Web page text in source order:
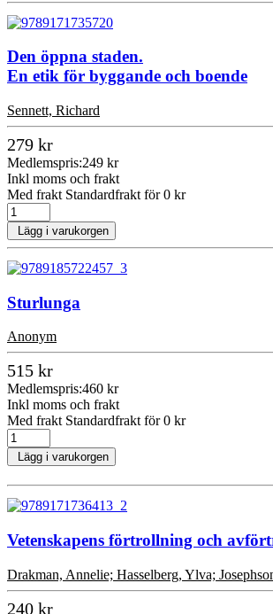
Den öppna staden.
En etik för byggande och boende
Sennett, Richard
279 kr
Medlemspris:249 kr
Inkl moms och frakt
Med frakt Standardfrakt för 0 kr
Lägg i varukorgen
Sturlunga
Anonym
515 kr
Medlemspris:460 kr
Inkl moms och frakt
Med frakt Standardfrakt för 0 kr
Lägg i varukorgen
Vetenskapens förtrollning och
Drakman, Annelie; Hasselberg, Ylva;
240 kr